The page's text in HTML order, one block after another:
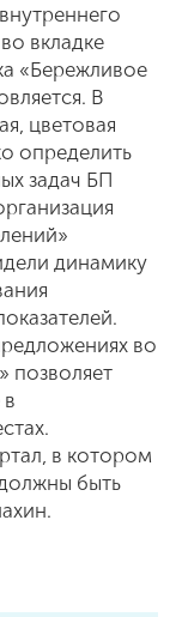
вкладке
«Бережливое
В
цветовая
определить
задач БП
динамику
во
позволяет
в котором
быть